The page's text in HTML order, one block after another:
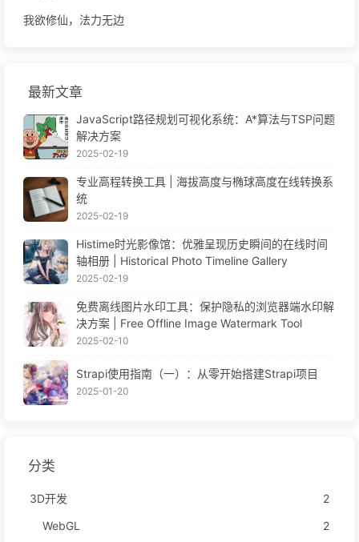
我欲修仙，法力无边
最新文章
JavaScript路径规划可视化系统：A*算法与TSP问题
解决方案
2025-02-19
专业高程转换工具 | 海拔高度与椭球高度在线转换系
统
2025-02-19
Histime时光影像馆：优雅呈现历史瞬间的在线时间
轴相册 | Historical Photo Timeline Gallery
2025-02-19
免费离线图片水印工具：保护隐私的浏览器端水印解
决方案 | Free Offline Image Watermark Tool
2025-02-10
Strapi使用指南（一）：从零开始搭建Strapi项目
2025-01-20
分类
3D开发
2
WebGL
2